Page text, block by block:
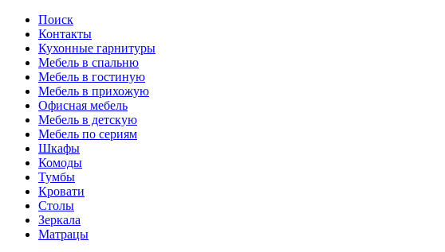
Поиск
Контакты
Кухонные гарнитуры
Мебель в спальню
Мебель в гостиную
Мебель в прихожую
Офисная мебель
Мебель в детскую
Мебель по сериям
Шкафы
Комоды
Тумбы
Кровати
Столы
Зеркала
Матрацы